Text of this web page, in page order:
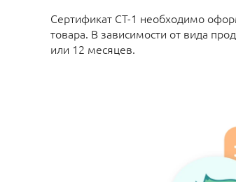
Сертификат СТ-1 необходимо
товара. В зависимости от вида
или 12 месяцев.